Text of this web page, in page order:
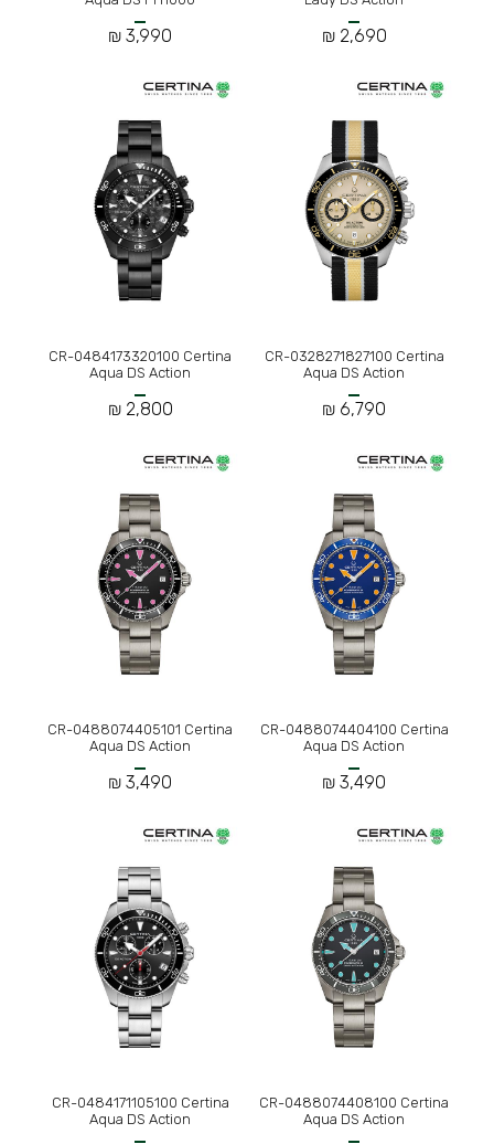
2,690 ₪
3,990 ₪
CR-0328271827100 Certina
Aqua DS Action
6,790 ₪
CR-0484173320100 Certina
Aqua DS Action
2,800 ₪
CR-0488074404100 Certina
Aqua DS Action
3,490 ₪
CR-0488074405101 Certina
Aqua DS Action
3,490 ₪
CR-0488074408100 Certina
Aqua DS Action
CR-0484171105100 Certina
Aqua DS Action